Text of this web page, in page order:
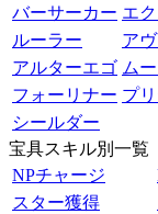
バーサーカー エ
ルーラー
ア
アルターエゴ ム
フォーリナー プ
シールダー
宝具スキル別一覧
NPチャージ
スター獲得